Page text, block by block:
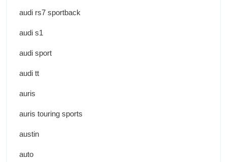
audi rs7 sportback
audi s1
audi sport
audi tt
auris
auris touring sports
austin
auto